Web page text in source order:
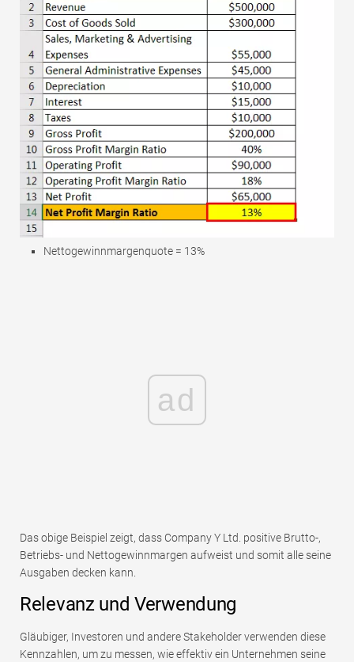
Nettogewinnmargenquote = 13%
ad
Das obige Beispiel zeigt, dass Company Y Ltd. positive Brutto-,
Betriebs- und Nettogewinnmargen aufweist und somit alle seine
Ausgaben decken kann.
Relevanz und Verwendung
Gläubiger, Investoren und andere Stakeholder verwenden diese
Kennzahlen, um zu messen, wie effektiv ein Unternehmen seine